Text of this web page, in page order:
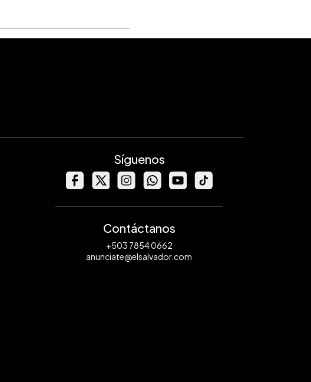
Síguenos
Contáctanos
+503 7854 0662
anunciate@elsalvador.com